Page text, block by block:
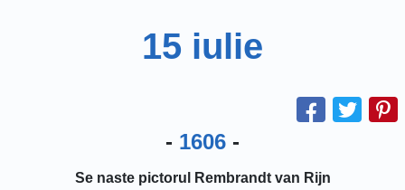
15 iulie
- 1606 -
Se naste pictorul Rembrandt van Rijn